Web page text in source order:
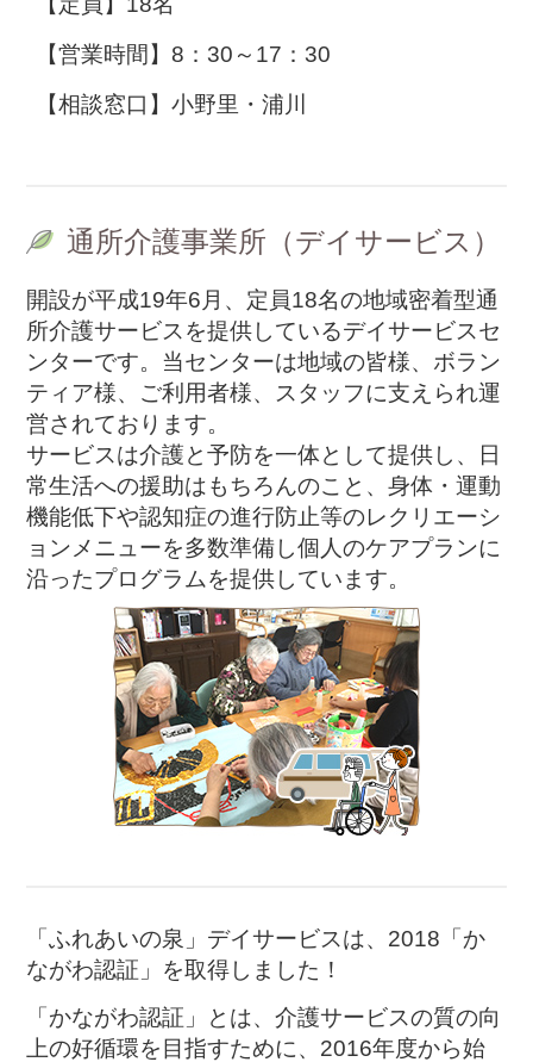
8：30～17：30
小野里・浦川
通所介護事業所（デイサービス）
開設が平成19年6月、定員18名の地域密着型通
所介護サービスを提供しているデイサービスセ
ンターです。当センターは地域の皆様、ボラン
ティア様、ご利用者様、スタッフに支えられ運
営されております。
サービスは介護と予防を一体として提供し、日
常生活への援助はもちろんのこと、身体・運動
機能低下や認知症の進行防止等のレクリエーシ
ョンメニューを多数準備し個人のケアプランに
沿ったプログラムを提供しています。
「ふれあいの泉」デイサービスは、2018「か
ながわ認証」を取得しました！
「かながわ認証」とは、介護サービスの質の向
上の好循環を目指すために、2016年度から始